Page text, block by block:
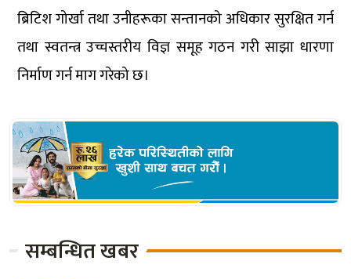
ब्रिटिश गोर्खा तथा उनीहरूका सन्तानको अधिकार सुरक्षित गर्न
तथा स्वतन्त्र उच्चस्तरीय विज्ञ समूह गठन गरी साझा धारणा
निर्माण गर्न माग गरेको छ।
सम्बन्धित खबर